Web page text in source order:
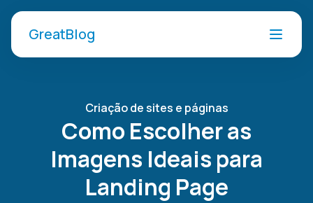
GreatBlog
Criação de sites e páginas
Como Escolher as
Imagens Ideais para
Landing Page